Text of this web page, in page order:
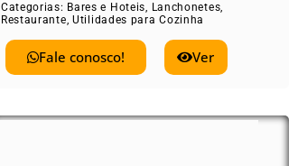
Categorias: Bares e Hoteis, Lanchonetes,
Restaurante, Utilidades para Cozinha
Fale conosco! Ver